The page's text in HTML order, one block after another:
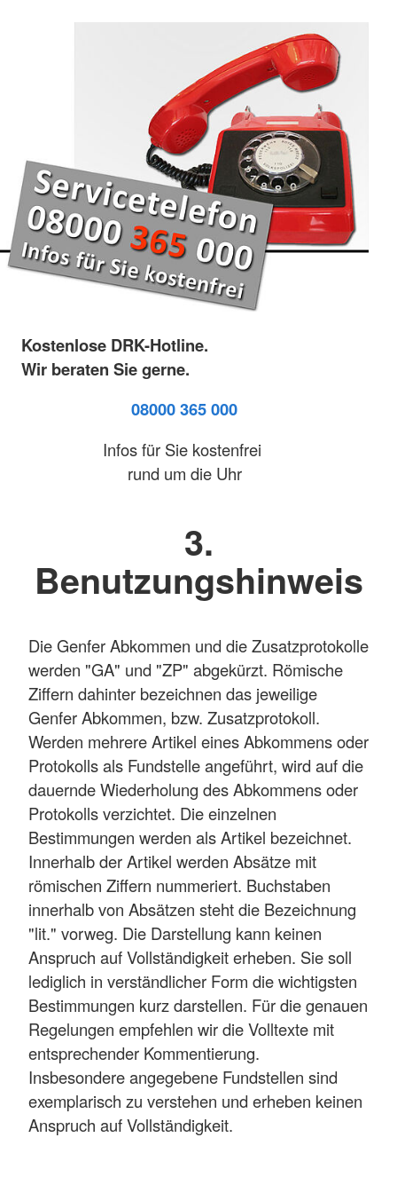
Kostenlose DRK-Hotline.
Wir beraten Sie gerne.
08000 365 000
Infos für Sie kostenfrei
rund um die Uhr
3.
Benutzungshinweis
Die Genfer Abkommen und die Zusatzprotokolle
werden "GA" und "ZP" abgekürzt. Römische
Ziffern dahinter bezeichnen das jeweilige
Genfer Abkommen, bzw. Zusatzprotokoll.
Werden mehrere Artikel eines Abkommens oder
Protokolls als Fundstelle angeführt, wird auf die
dauernde Wiederholung des Abkommens oder
Protokolls verzichtet. Die einzelnen
Bestimmungen werden als Artikel bezeichnet.
Innerhalb der Artikel werden Absätze mit
römischen Ziffern nummeriert. Buchstaben
innerhalb von Absätzen steht die Bezeichnung
"lit." vorweg. Die Darstellung kann keinen
Anspruch auf Vollständigkeit erheben. Sie soll
lediglich in verständlicher Form die wichtigsten
Bestimmungen kurz darstellen. Für die genauen
Regelungen empfehlen wir die Volltexte mit
entsprechender Kommentierung.
Insbesondere angegebene Fundstellen sind
exemplarisch zu verstehen und erheben keinen
Anspruch auf Vollständigkeit.